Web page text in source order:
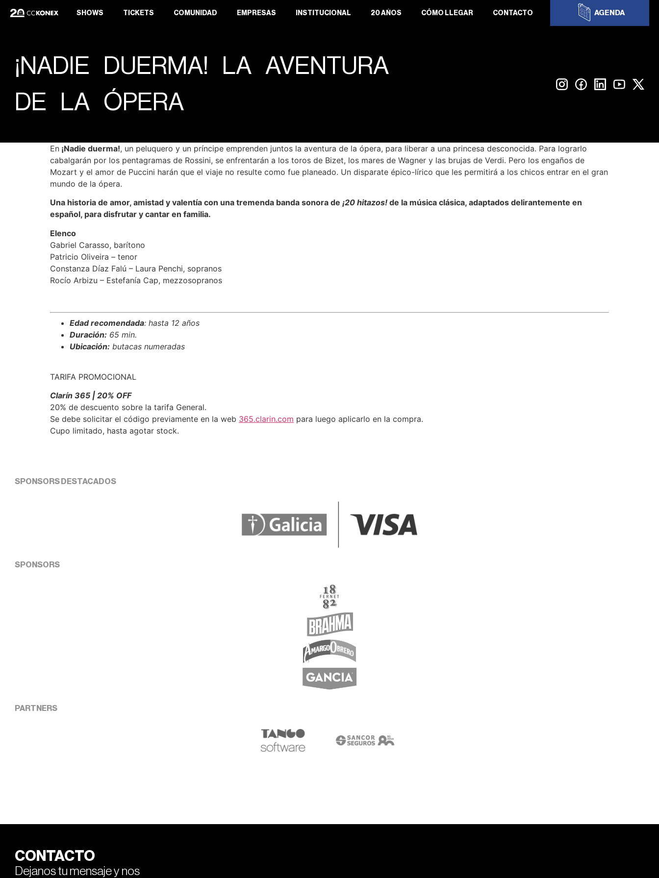
SHOWS TICKETS COMUNIDAD EMPRESAS INSTITUCIONAL 20 AÑOS CÓMO LLEGAR CONTACTO AGENDA
¡NADIE DUERMA! LA AVENTURA
DE LA ÓPERA
En ¡Nadie duerma!, un peluquero y un príncipe emprenden juntos la aventura de la ópera, para liberar a una princesa desconocida. Para lograrlo
cabalgarán por los pentagramas de Rossini, se enfrentarán a los toros de Bizet, los mares de Wagner y las brujas de Verdi. Pero los engaños de
Mozart y el amor de Puccini harán que el viaje no resulte como fue planeado. Un disparate épico-lírico que les permitirá a los chicos entrar en el gran
mundo de la ópera.
Una historia de amor, amistad y valentía con una tremenda banda sonora de ¡20 hitazos! de la música clásica, adaptados delirantemente en
español, para disfrutar y cantar en familia.
Elenco
Gabriel Carasso, barítono
Patricio Oliveira – tenor
Constanza Díaz Falú – Laura Penchi, sopranos
Rocío Arbizu – Estefanía Cap, mezzosopranos
Edad recomendada: hasta 12 años
Duración: 65 min.
Ubicación: butacas numeradas
TARIFA PROMOCIONAL
Clarín 365 | 20% OFF
20% de descuento sobre la tarifa General.
Se debe solicitar el código previamente en la web 365.clarin.com para luego aplicarlo en la compra.
Cupo limitado, hasta agotar stock.
SPONSORS DESTACADOS
SPONSORS
PARTNERS
CONTACTO
Dejanos tu mensaje y nos